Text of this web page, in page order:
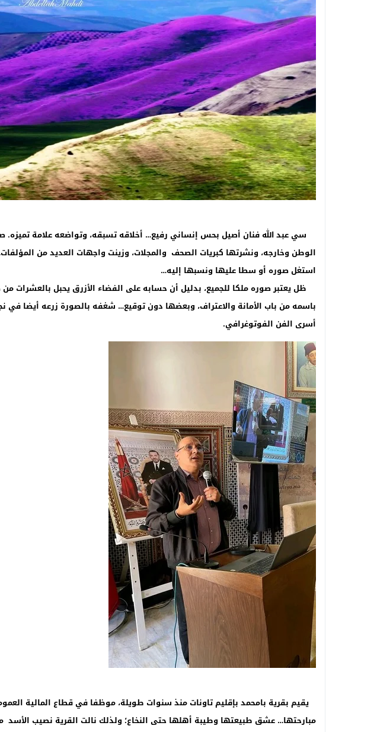
سي عبد الله فنان أصيل بحس إنساني رفيع… أخلاقه تسبقه، وتواضعه علامة تميزه.
الوطن وخارجه، ونشرتها كبريات الصحف والمجلات، وزينت واجهات العديد من
استغل صوره أو سطا عليها ونسبها إليه…
ظل يعتبر صوره ملكا للجميع، بدليل أن حسابه على الفضاء الأزرق يحبل بالعشرات
باسمه من باب الأمانة والاعتراف، وبعضها دون توقيع… شغفه بالصورة زرعه أيضا في
أسرى الفن الفوتوغرافي.
يقيم بقرية بامحمد بإقليم تاونات منذ سنوات طويلة، موظفا في قطاع المالية
مبارحتها… عشق طبيعتها وطيبة أهلها حتى النخاع؛ ولذلك نالت القرية نصيب الأسد